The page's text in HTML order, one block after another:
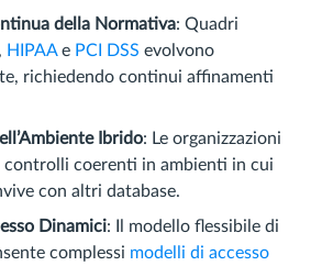
della Normativa: Quadri
, HIPAAe PCI DSS evolvono
richiedendo continui affinamenti
Ibrido: Le organizzazioni
controlli coerenti in ambienti in cui
con altri database.
Dinamici: Il modello flessibile di
complessi modelli di accesso